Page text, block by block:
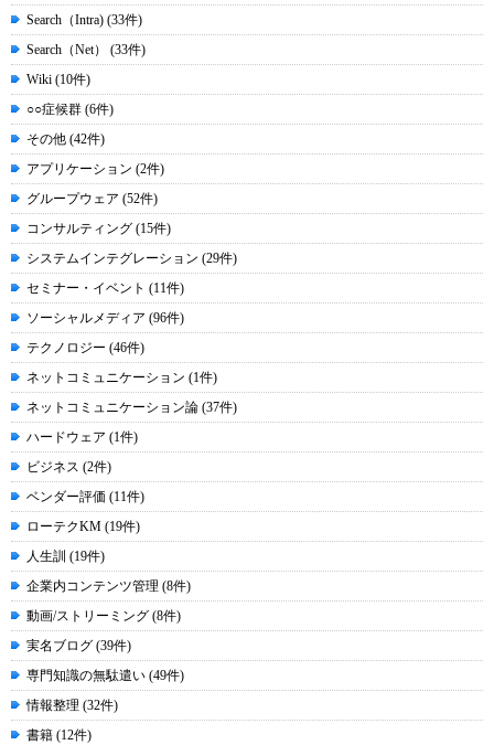
Search（Intra) (33件)
Search（Net） (33件)
Wiki (10件)
○○症候群 (6件)
その他 (42件)
アプリケーション (2件)
グループウェア (52件)
コンサルティング (15件)
システムインテグレーション (29件)
セミナー・イベント (11件)
ソーシャルメディア (96件)
テクノロジー (46件)
ネットコミュニケーション (1件)
ネットコミュニケーション論 (37件)
ハードウェア (1件)
ビジネス (2件)
ベンダー評価 (11件)
ローテクKM (19件)
人生訓 (19件)
企業内コンテンツ管理 (8件)
動画/ストリーミング (8件)
実名ブログ (39件)
専門知識の無駄遣い (49件)
情報整理 (32件)
書籍 (12件)